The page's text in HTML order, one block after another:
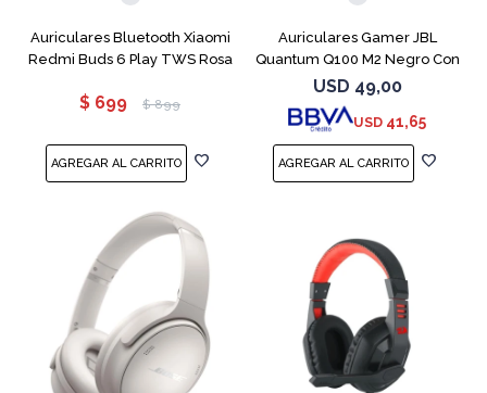
Auriculares Bluetooth Xiaomi
Redmi Buds 6 Play TWS Rosa
$ 699 $ 899
Auriculares Gamer JBL
Quantum Q100 M2 Negro Con
Micrófono
USD 49,00
USD 41,65